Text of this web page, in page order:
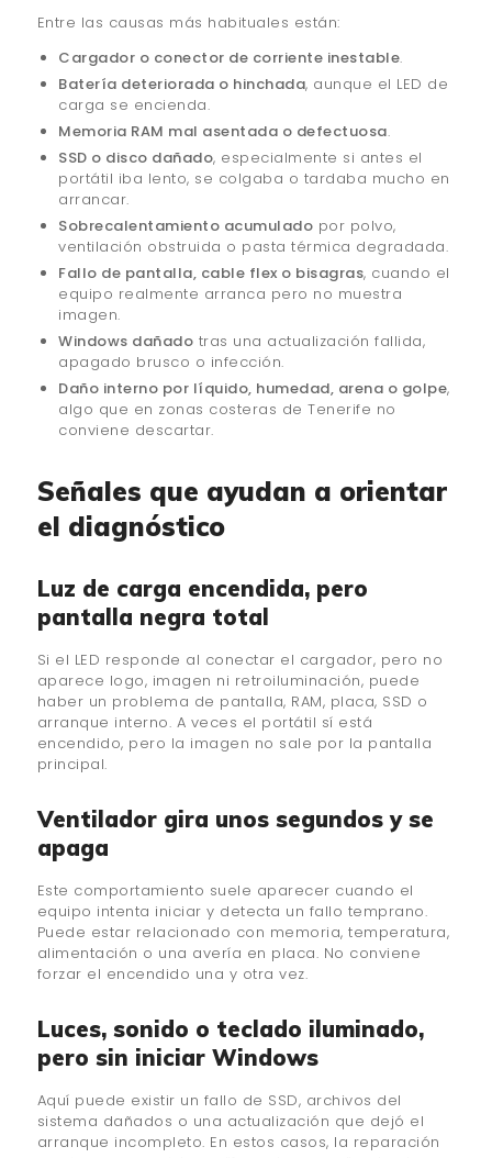
Entre las causas más habituales están:
Cargador o conector de corriente inestable.
Batería deteriorada o hinchada, aunque el LED de
carga se encienda.
Memoria RAM mal asentada o defectuosa.
SSD o disco dañado, especialmente si antes el
portátil iba lento, se colgaba o tardaba mucho en
arrancar.
Sobrecalentamiento acumulado por polvo,
ventilación obstruida o pasta térmica degradada.
Fallo de pantalla, cable flex o bisagras, cuando el
equipo realmente arranca pero no muestra
imagen.
Windows dañado tras una actualización fallida,
apagado brusco o infección.
Daño interno por líquido, humedad, arena o golpe,
algo que en zonas costeras de Tenerife no
conviene descartar.
Señales que ayudan a orientar
el diagnóstico
Luz de carga encendida, pero
pantalla negra total
Si el LED responde al conectar el cargador, pero no
aparece logo, imagen ni retroiluminación, puede
haber un problema de pantalla, RAM, placa, SSD o
arranque interno. A veces el portátil sí está
encendido, pero la imagen no sale por la pantalla
principal.
Ventilador gira unos segundos y se
apaga
Este comportamiento suele aparecer cuando el
equipo intenta iniciar y detecta un fallo temprano.
Puede estar relacionado con memoria, temperatura,
alimentación o una avería en placa. No conviene
forzar el encendido una y otra vez.
Luces, sonido o teclado iluminado,
pero sin iniciar Windows
Aquí puede existir un fallo de SSD, archivos del
sistema dañados o una actualización que dejó el
arranque incompleto. En estos casos, la reparación